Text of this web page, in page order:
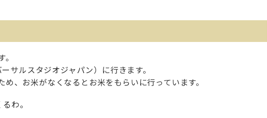
サルスタジオジャパン）に行きます。
め、お米がなくなるとお米をもらいに行っています。
わ。